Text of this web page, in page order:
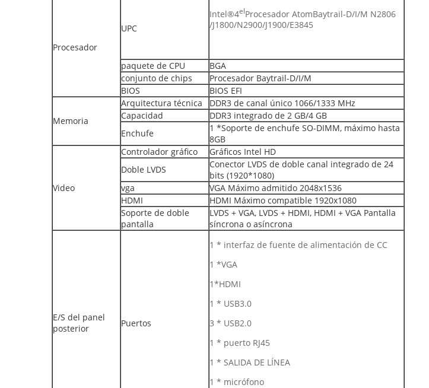
Procesador
UPC
Intel®4elProcesador AtomBaytrail-D/I/M N2806
/J1800/N2900/J1900/E3845
paquete de CPU
BGA
conjunto de chips
Procesador Baytrail-D/I/M
BIOS
BIOS EFI
Memoria
Arquitectura técnica
DDR3 de canal único 1066/1333 MHz
Capacidad
DDR3 integrado de 2 GB/4 GB
Enchufe
1 *Soporte de enchufe SO-DIMM, máximo hasta
8GB
Video
Controlador gráfico
Gráficos Intel HD
Doble LVDS
Conector LVDS de doble canal integrado de 24
bits (1920*1080)
vga
VGA Máximo admitido 2048x1536
HDMI
HDMI Máximo compatible 1920x1080
Soporte de doble
pantalla
LVDS + VGA, LVDS + HDMI, HDMI + VGA Pantalla
síncrona o asíncrona
E/S del panel
posterior
Puertos
1 * interfaz de fuente de alimentación de CC
1 *VGA
1*HDMI
1 * USB3.0
3 * USB2.0
1 * puerto RJ45
1 * SALIDA DE LÍNEA
1 * micrófono